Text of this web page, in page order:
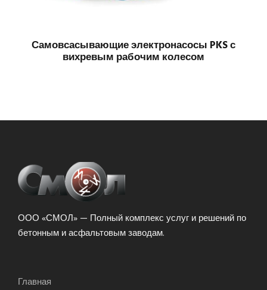
Самовсасывающие электронасосы PKS с
вихревым рабочим колесом
ООО «СМОЛ» — Полный комплекс услуг и решений по
бетонным и асфальтовым заводам.
Главная